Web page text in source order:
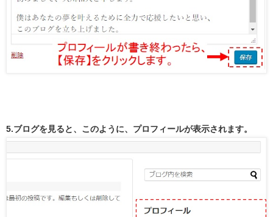
5.ブログを見ると、このように、プロフィールが表示されます。